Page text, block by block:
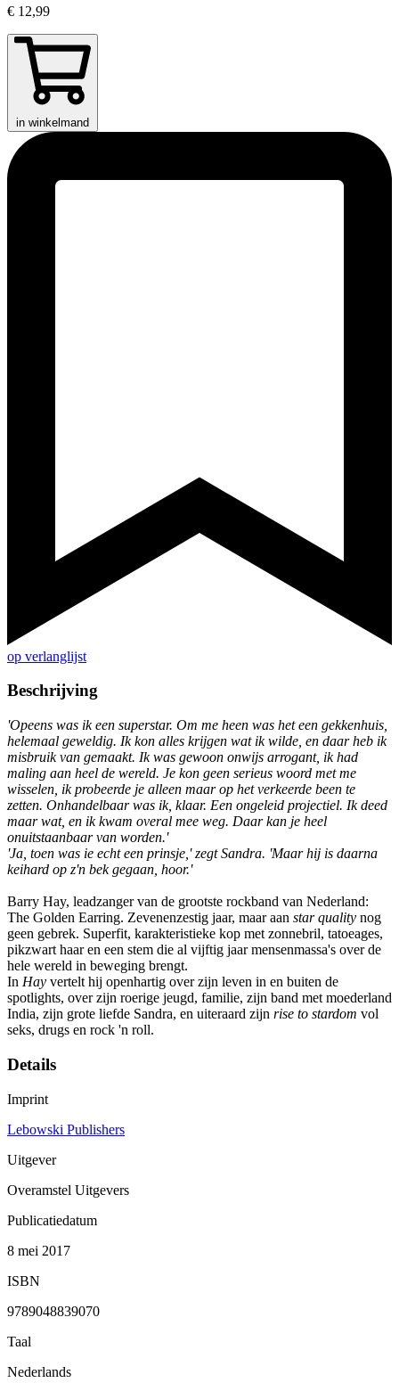
€ 12,99
in winkelmand
op verlanglijst
Beschrijving
'Opeens was ik een superstar. Om me heen was het een gekkenhuis,
helemaal geweldig. Ik kon alles krijgen wat ik wilde, en daar heb ik
misbruik van gemaakt. Ik was gewoon onwijs arrogant, ik had
maling aan heel de wereld. Je kon geen serieus woord met me
wisselen, ik probeerde je alleen maar op het verkeerde been te
zetten. Onhandelbaar was ik, klaar. Een ongeleid projectiel. Ik deed
maar wat, en ik kwam overal mee weg. Daar kan je heel
onuitstaanbaar van worden.'
'Ja, toen was ie echt een prinsje,' zegt Sandra. 'Maar hij is daarna
keihard op z'n bek gegaan, hoor.'
Barry Hay, leadzanger van de grootste rockband van Nederland:
The Golden Earring. Zevenenzestig jaar, maar aan star quality nog
geen gebrek. Superfit, karakteristieke kop met zonnebril, tatoeages,
pikzwart haar en een stem die al vijftig jaar mensenmassa's over de
hele wereld in beweging brengt.
In Hay vertelt hij openhartig over zijn leven in en buiten de
spotlights, over zijn roerige jeugd, familie, zijn band met moederland
India, zijn grote liefde Sandra, en uiteraard zijn rise to stardom vol
seks, drugs en rock 'n roll.
Details
Imprint
Lebowski Publishers
Uitgever
Overamstel Uitgevers
Publicatiedatum
8 mei 2017
ISBN
9789048839070
Taal
Nederlands